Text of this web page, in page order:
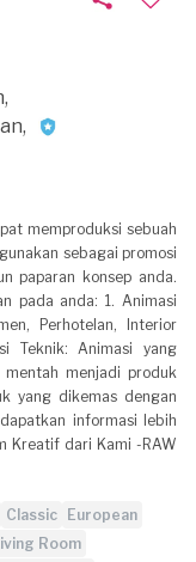
memproduksi sebuah
sebagai promosi
paparan konsep anda.
pada anda: 1. Animasi
Perhotelan, Interior
Teknik: Animasi yang
menjadi produk
yang dikemas dengan
informasi lebih
Kreatif dari Kami -RAW
Classic
European
Room